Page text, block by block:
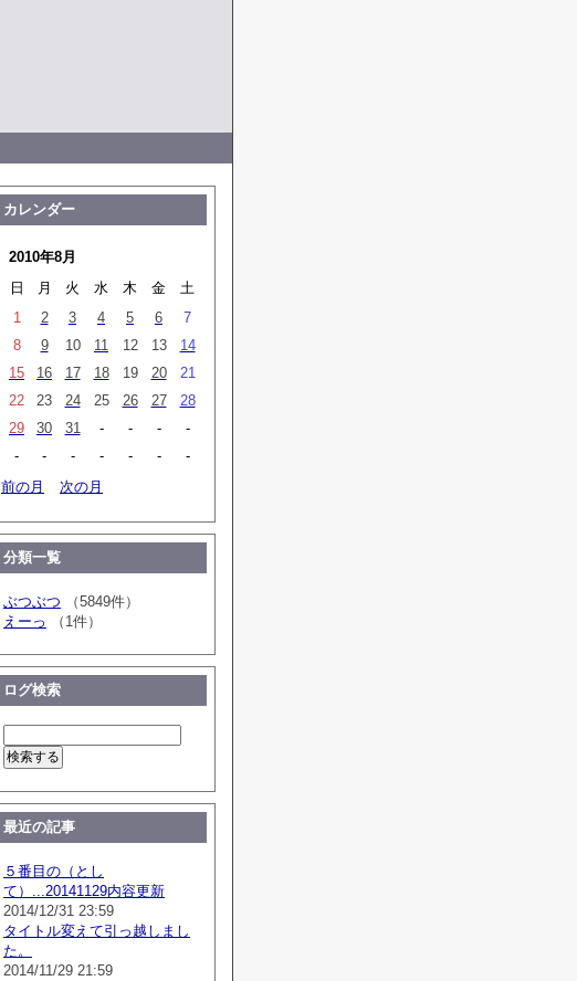
カレンダー
2010年8月
日
月 火 水 木 金
土
1
2 3 4 5 6
7
8
9 10 11 12 13
14
15
16 17 18 19 20
21
22
23 24 25 26 27
28
29
30 31 - - -
-
-
- - - - -
-
前の月
次の月
分類一覧
ぶつぶつ （5849件）
えーっ
（1件）
ログ検索
最近の記事
５番目の（とし
て）...20141129内容更新
2014/12/31 23:59
タイトル変えて引っ越しまし
た。
2014/11/29 21:59